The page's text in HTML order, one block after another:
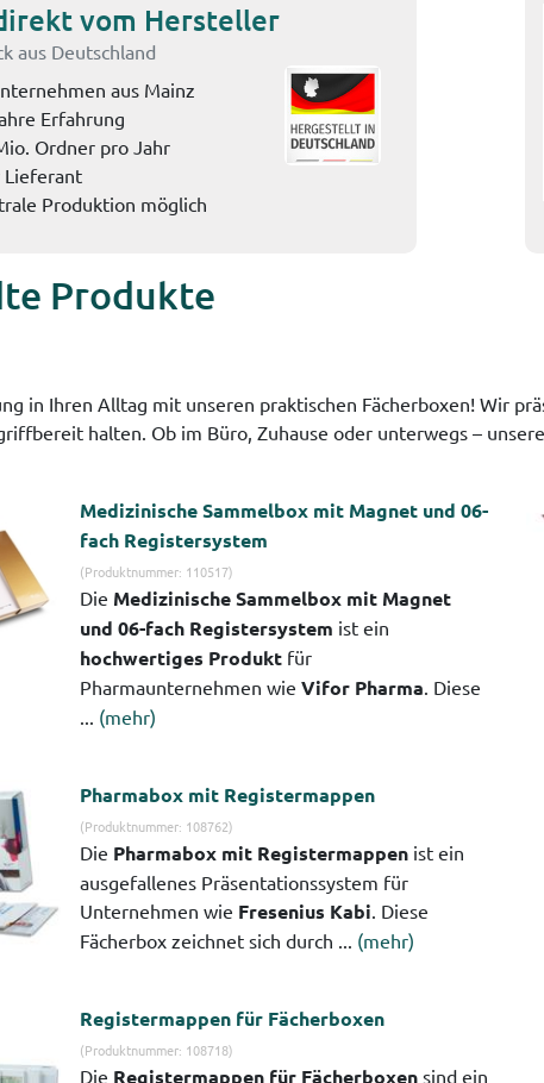
vom Hersteller
aus Deutschland
aus Mainz
Erfahrung
Ordner pro Jahr
Produktion möglich
Produkte
in Ihren Alltag mit unseren praktischen Fächerboxen! Wir
halten. Ob im Büro, Zuhause oder unterwegs –
Medizinische Sammelbox mit Magnet und 06-
fach Registersystem
(Produktnummer: 110517)
Die Medizinische Sammelbox mit Magnet
und 06-fach Registersystem ist ein
hochwertiges Produktfür
Pharmaunternehmen wie Vifor Pharma . Diese
(mehr)
Pharmabox mit Registermappen
(Produktnummer: 108762)
Die Pharmabox mit Registermappenist ein
ausgefallenes Präsentationssystem für
Unternehmen wie Fresenius Kabi . Diese
Fächerbox zeichnet sich durch ... (mehr)
Registermappen für Fächerboxen
(Produktnummer: 108718)
Die Registermappen für Fächerboxensind ein